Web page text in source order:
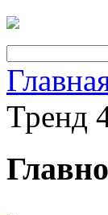
Тренд